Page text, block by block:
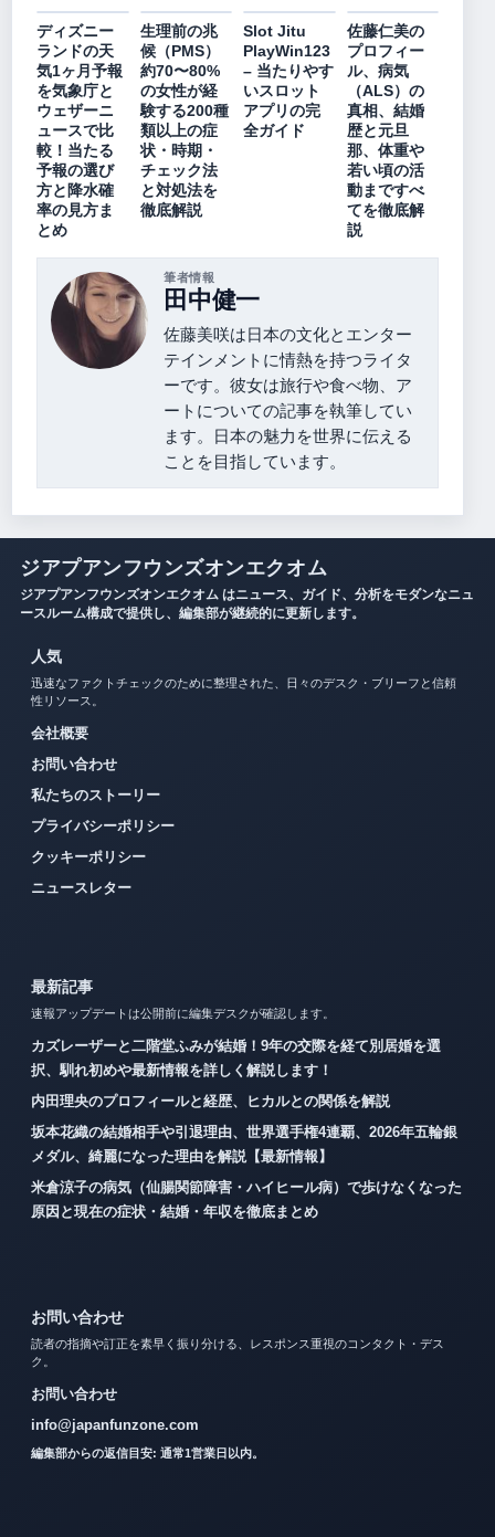
ディズニー
ランドの天
気1ヶ月予報
を気象庁と
ウェザーニ
ュースで比
較！当たる
予報の選び
方と降水確
率の見方ま
とめ
生理前の兆
候（PMS）
約70〜80%
の女性が経
験する200種
類以上の症
状・時期・
チェック法
と対処法を
徹底解説
Slot Jitu
PlayWin123
– 当たりやす
いスロット
アプリの完
全ガイド
佐藤仁美の
プロフィー
ル、病気
（ALS）の
真相、結婚
歴と元旦
那、体重や
若い頃の活
動まですべ
てを徹底解
説
筆者情報
田中健一
佐藤美咲は日本の文化とエンター
テインメントに情熱を持つライタ
ーです。彼女は旅行や食べ物、ア
ートについての記事を執筆してい
ます。日本の魅力を世界に伝える
ことを目指しています。
ジアプアンフウンズオンエクオム
ジアプアンフウンズオンエクオム はニュース、ガイド、分析をモダンなニュ
ースルーム構成で提供し、編集部が継続的に更新します。
人気
迅速なファクトチェックのために整理された、日々のデスク・ブリーフと信頼
性リソース。
会社概要
お問い合わせ
私たちのストーリー
プライバシーポリシー
クッキーポリシー
ニュースレター
最新記事
速報アップデートは公開前に編集デスクが確認します。
カズレーザーと二階堂ふみが結婚！9年の交際を経て別居婚を選
択、馴れ初めや最新情報を詳しく解説します！
内田理央のプロフィールと経歴、ヒカルとの関係を解説
坂本花織の結婚相手や引退理由、世界選手権4連覇、2026年五輪銀
メダル、綺麗になった理由を解説【最新情報】
米倉涼子の病気（仙腸関節障害・ハイヒール病）で歩けなくなった
原因と現在の症状・結婚・年収を徹底まとめ
お問い合わせ
読者の指摘や訂正を素早く振り分ける、レスポンス重視のコンタクト・デス
ク。
お問い合わせ
info@japanfunzone.com
編集部からの返信目安: 通常1営業日以内。